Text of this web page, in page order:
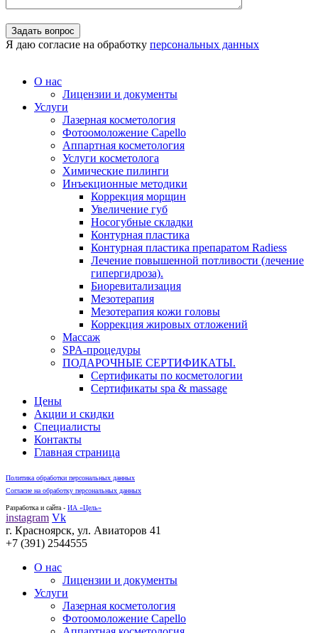
Я даю согласие на обработку персональных данных
О нас
Лицензии и документы
Услуги
Лазерная косметология
Фотоомоложение Capello
Аппартная косметология
Услуги косметолога
Химические пилинги
Инъекционные методики
Коррекция морщин
Увеличение губ
Носогубные складки
Контурная пластика
Контурная пластика препаратом Radiess
Лечение повышенной потливости (лечение
гипергидроза).
Биоревитализация
Мезотерапия
Мезотерапия кожи головы
Коррекция жировых отложений
Массаж
SPA-процедуры
ПОДАРОЧНЫЕ СЕРТИФИКАТЫ.
Сертификаты по косметологии
Сертификаты spa & massage
Цены
Акции и скидки
Специалисты
Контакты
Главная страница
Политика обработки персональных данных
Согласие на обработку персональных данных
Разработка и сайта - ИА «Цель»
instagram Vk
г. Красноярск, ул. Авиаторов 41
+7 (391) 2544555
О нас
Лицензии и документы
Услуги
Лазерная косметология
Фотоомоложение Capello